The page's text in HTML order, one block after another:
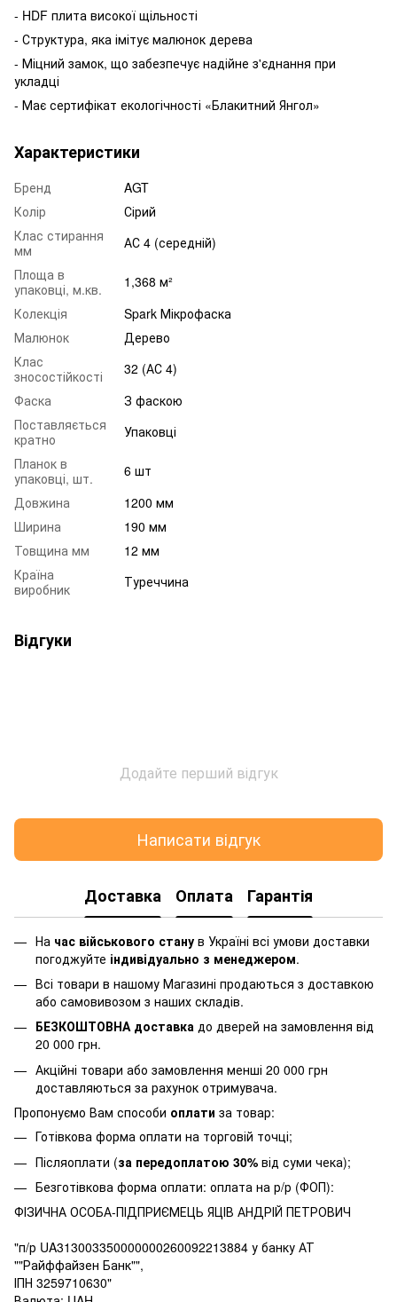
- HDF плита високої щільності
- Структура, яка імітує малюнок дерева
- Міцний замок, що забезпечує надійне з'єднання при
укладці
- Має сертифікат екологічності «Блакитний Янгол»
Характеристики
Бренд
AGT
Колір
Сірий
Клас стирання
мм
АС 4 (середній)
Площа в
упаковці, м.кв.
1,368 м²
Колекція
Spark Мікрофаска
Малюнок
Дерево
Клас
зносостійкості
32 (АС 4)
Фаска
З фаскою
Поставляється
кратно
Упаковці
Планок в
упаковці, шт.
6 шт
Довжина
1200 мм
Ширина
190 мм
Товщина мм
12 мм
Країна
виробник
Туреччина
Відгуки
Додайте перший відгук
Написати відгук
Доставка Оплата Гарантія
На час військового стану в Україні всі умови доставки
погоджуйте індивідуально з менеджером.
Всі товари в нашому Магазині продаються з доставкою
або самовивозом з наших складів.
БЕЗКОШТОВНА доставка до дверей на замовлення від
20 000 грн.
Акційні товари або замовлення менші 20 000 грн
доставляються за рахунок отримувача.
Пропонуємо Вам способи оплати за товар:
Готівкова форма оплати на торговій точці;
Післяоплати (за передоплатою 30% від суми чека);
Безготівкова форма оплати: оплата на р/р (ФОП):
ФІЗИЧНА ОСОБА-ПІДПРИЄМЕЦЬ ЯЦІВ АНДРІЙ ПЕТРОВИЧ
"п/р UA313003350000000260092213884 у банку АТ
""Райффайзен Банк"",
ІПН 3259710630"